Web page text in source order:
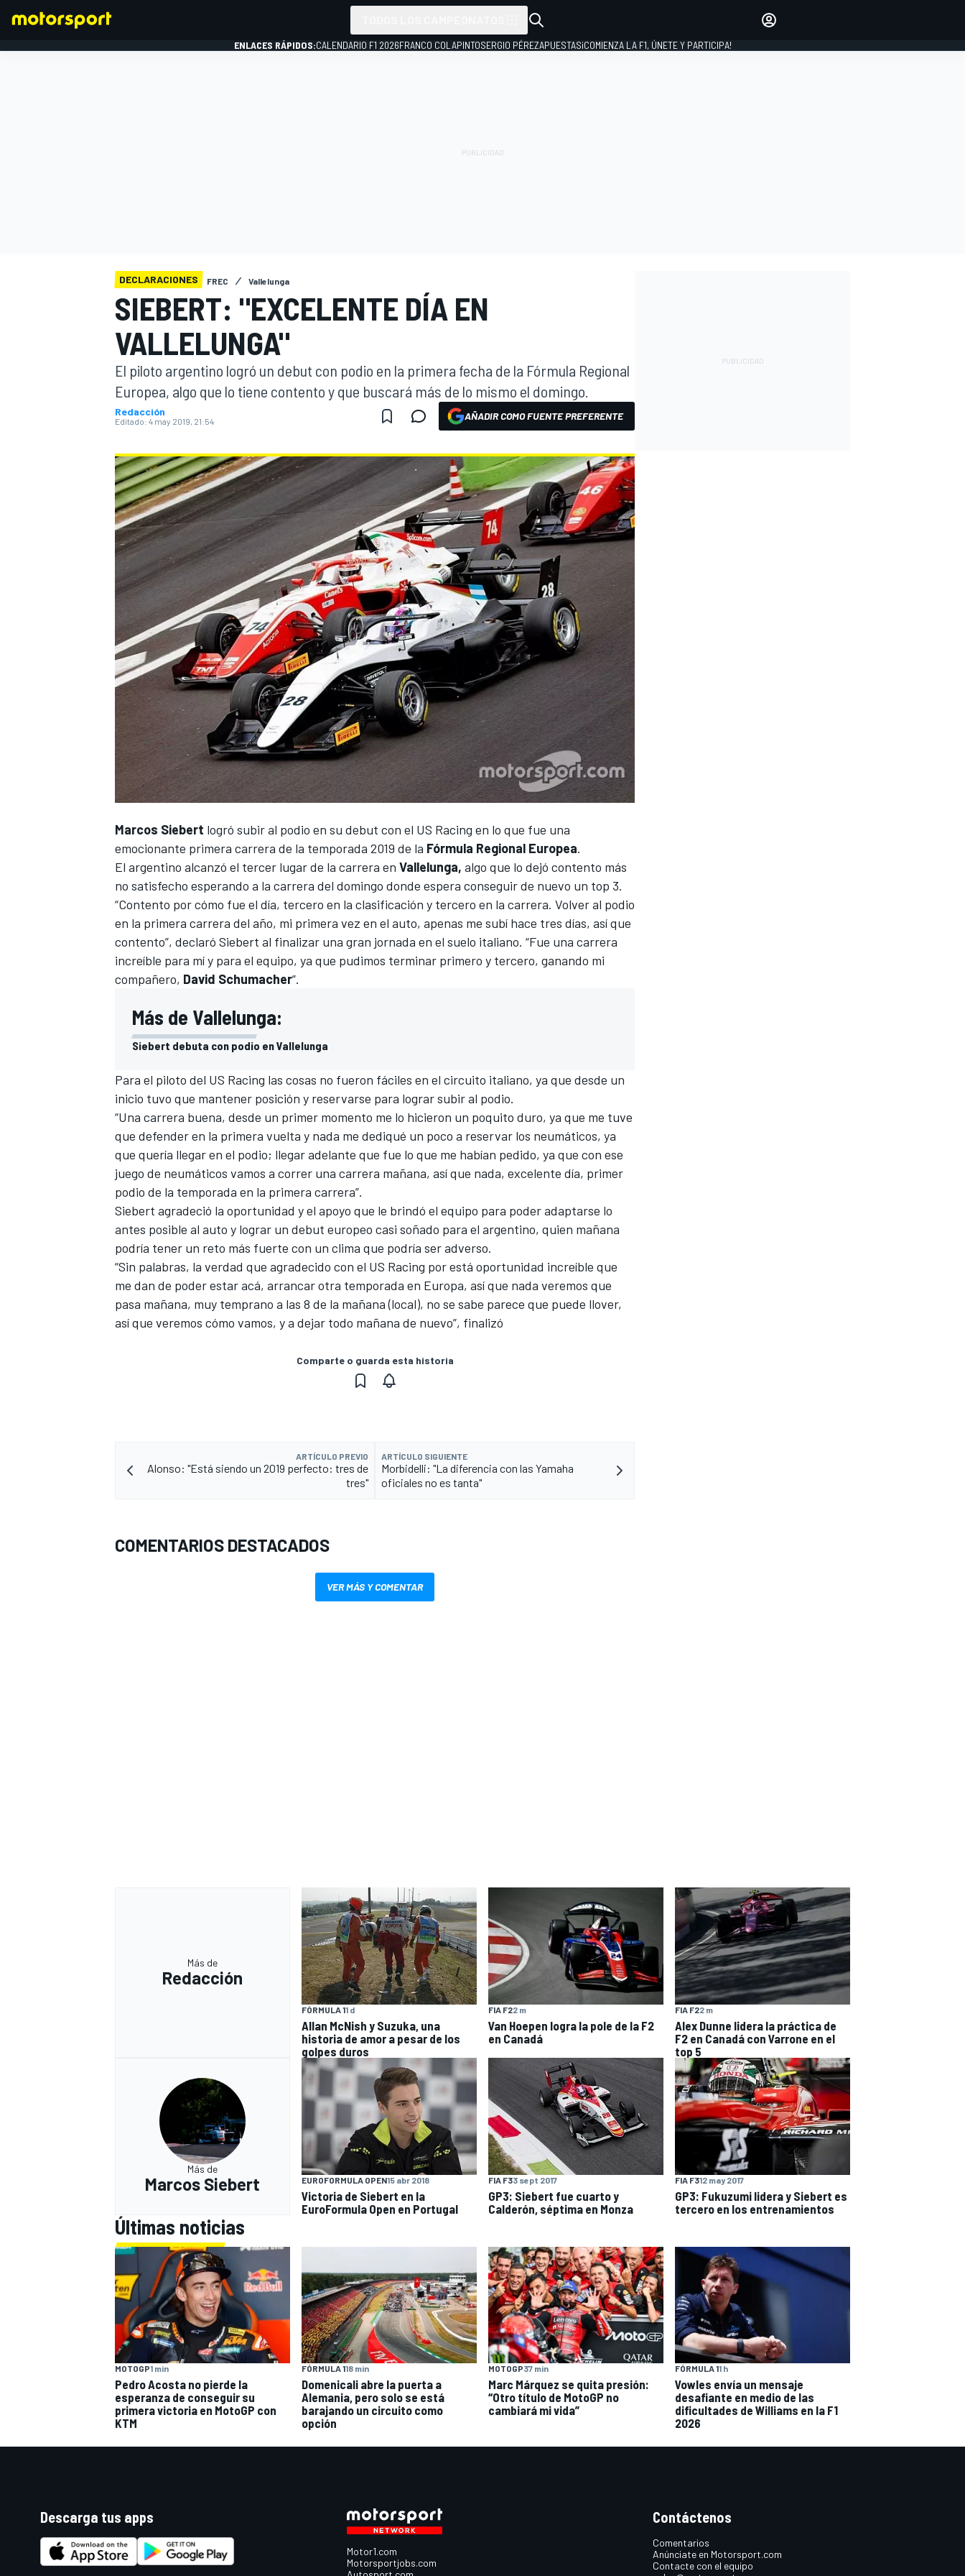
INDYCAR
MOTOGP
NASCAR CUP
FÓRMULA E
WRC
INICIAR SESIÓN
ENLACES RÁPIDOS:CALENDARIO F1 2026FRANCO COLAPINTOSERGIO PÉREZAPUESTAS¡COMIENZA LA F1, ÚNETE Y PARTICIPA!
DECLARACIONES FREC Vallelunga
SIEBERT: "EXCELENTE DÍA EN
VALLELUNGA"
El piloto argentino logró un debut con podio en la primera fecha de la Fórmula Regional
Europea, algo que lo tiene contento y que buscará más de lo mismo el domingo.
Redacción
Editado: 4 may 2019, 21:54 AÑADIR COMO FUENTE PREFERENTE
Marcos Siebert logró subir al podio en su debut con el US Racing en lo que fue una
emocionante primera carrera de la temporada 2019 de la Fórmula Regional Europea.
El argentino alcanzó el tercer lugar de la carrera en Vallelunga, algo que lo dejó contento más
no satisfecho esperando a la carrera del domingo donde espera conseguir de nuevo un top 3.
“Contento por cómo fue el día, tercero en la clasificación y tercero en la carrera. Volver al podio
en la primera carrera del año, mi primera vez en el auto, apenas me subí hace tres días, así que
contento”, declaró Siebert al finalizar una gran jornada en el suelo italiano. “Fue una carrera
increíble para mí y para el equipo, ya que pudimos terminar primero y tercero, ganando mi
compañero, David Schumacher”.
Más de Vallelunga:
Siebert debuta con podio en Vallelunga
Para el piloto del US Racing las cosas no fueron fáciles en el circuito italiano, ya que desde un
inicio tuvo que mantener posición y reservarse para lograr subir al podio.
“Una carrera buena, desde un primer momento me lo hicieron un poquito duro, ya que me tuve
que defender en la primera vuelta y nada me dediqué un poco a reservar los neumáticos, ya
que quería llegar en el podio; llegar adelante que fue lo que me habían pedido, ya que con ese
juego de neumáticos vamos a correr una carrera mañana, así que nada, excelente día, primer
podio de la temporada en la primera carrera”.
Siebert agradeció la oportunidad y el apoyo que le brindó el equipo para poder adaptarse lo
antes posible al auto y lograr un debut europeo casi soñado para el argentino, quien mañana
podría tener un reto más fuerte con un clima que podría ser adverso.
“Sin palabras, la verdad que agradecido con el US Racing por está oportunidad increíble que
me dan de poder estar acá, arrancar otra temporada en Europa, así que nada veremos que
pasa mañana, muy temprano a las 8 de la mañana (local), no se sabe parece que puede llover,
así que veremos cómo vamos, y a dejar todo mañana de nuevo”, finalizó
Comparte o guarda esta historia
ARTÍCULO PREVIO
Alonso: "Está siendo un 2019 perfecto: tres de
tres"
ARTÍCULO SIGUIENTE
Morbidelli: "La diferencia con las Yamaha
oficiales no es tanta"
COMENTARIOS DESTACADOS
VER MÁS Y COMENTAR
Más de
Redacción
FÓRMULA 11 d
Allan McNish y Suzuka, una
historia de amor a pesar de los
golpes duros
FIA F22 m
Van Hoepen logra la pole de la F2
en Canadá
FIA F22 m
Alex Dunne lidera la práctica de
F2 en Canadá con Varrone en el
top 5
Más de
Marcos Siebert EUROFORMULA OPEN15 abr 2018
Victoria de Siebert en la
EuroFormula Open en Portugal
FIA F33 sept 2017
GP3: Siebert fue cuarto y
Calderón, séptima en Monza
FIA F312 may 2017
GP3: Fukuzumi lidera y Siebert es
tercero en los entrenamientos
Últimas noticias
MOTOGP1 min
Pedro Acosta no pierde la
esperanza de conseguir su
primera victoria en MotoGP con
KTM
FÓRMULA 118 min
Domenicali abre la puerta a
Alemania, pero solo se está
barajando un circuito como
opción
MOTOGP37 min
Marc Márquez se quita presión:
“Otro título de MotoGP no
cambiará mi vida”
FÓRMULA 11 h
Vowles envía un mensaje
desafiante en medio de las
dificultades de Williams en la F1
2026
Descarga tus apps
Motor1.com
Motorsportjobs.com
Contáctenos
Comentarios
Anúnciate en Motorsport.com
Contacte con el equipo